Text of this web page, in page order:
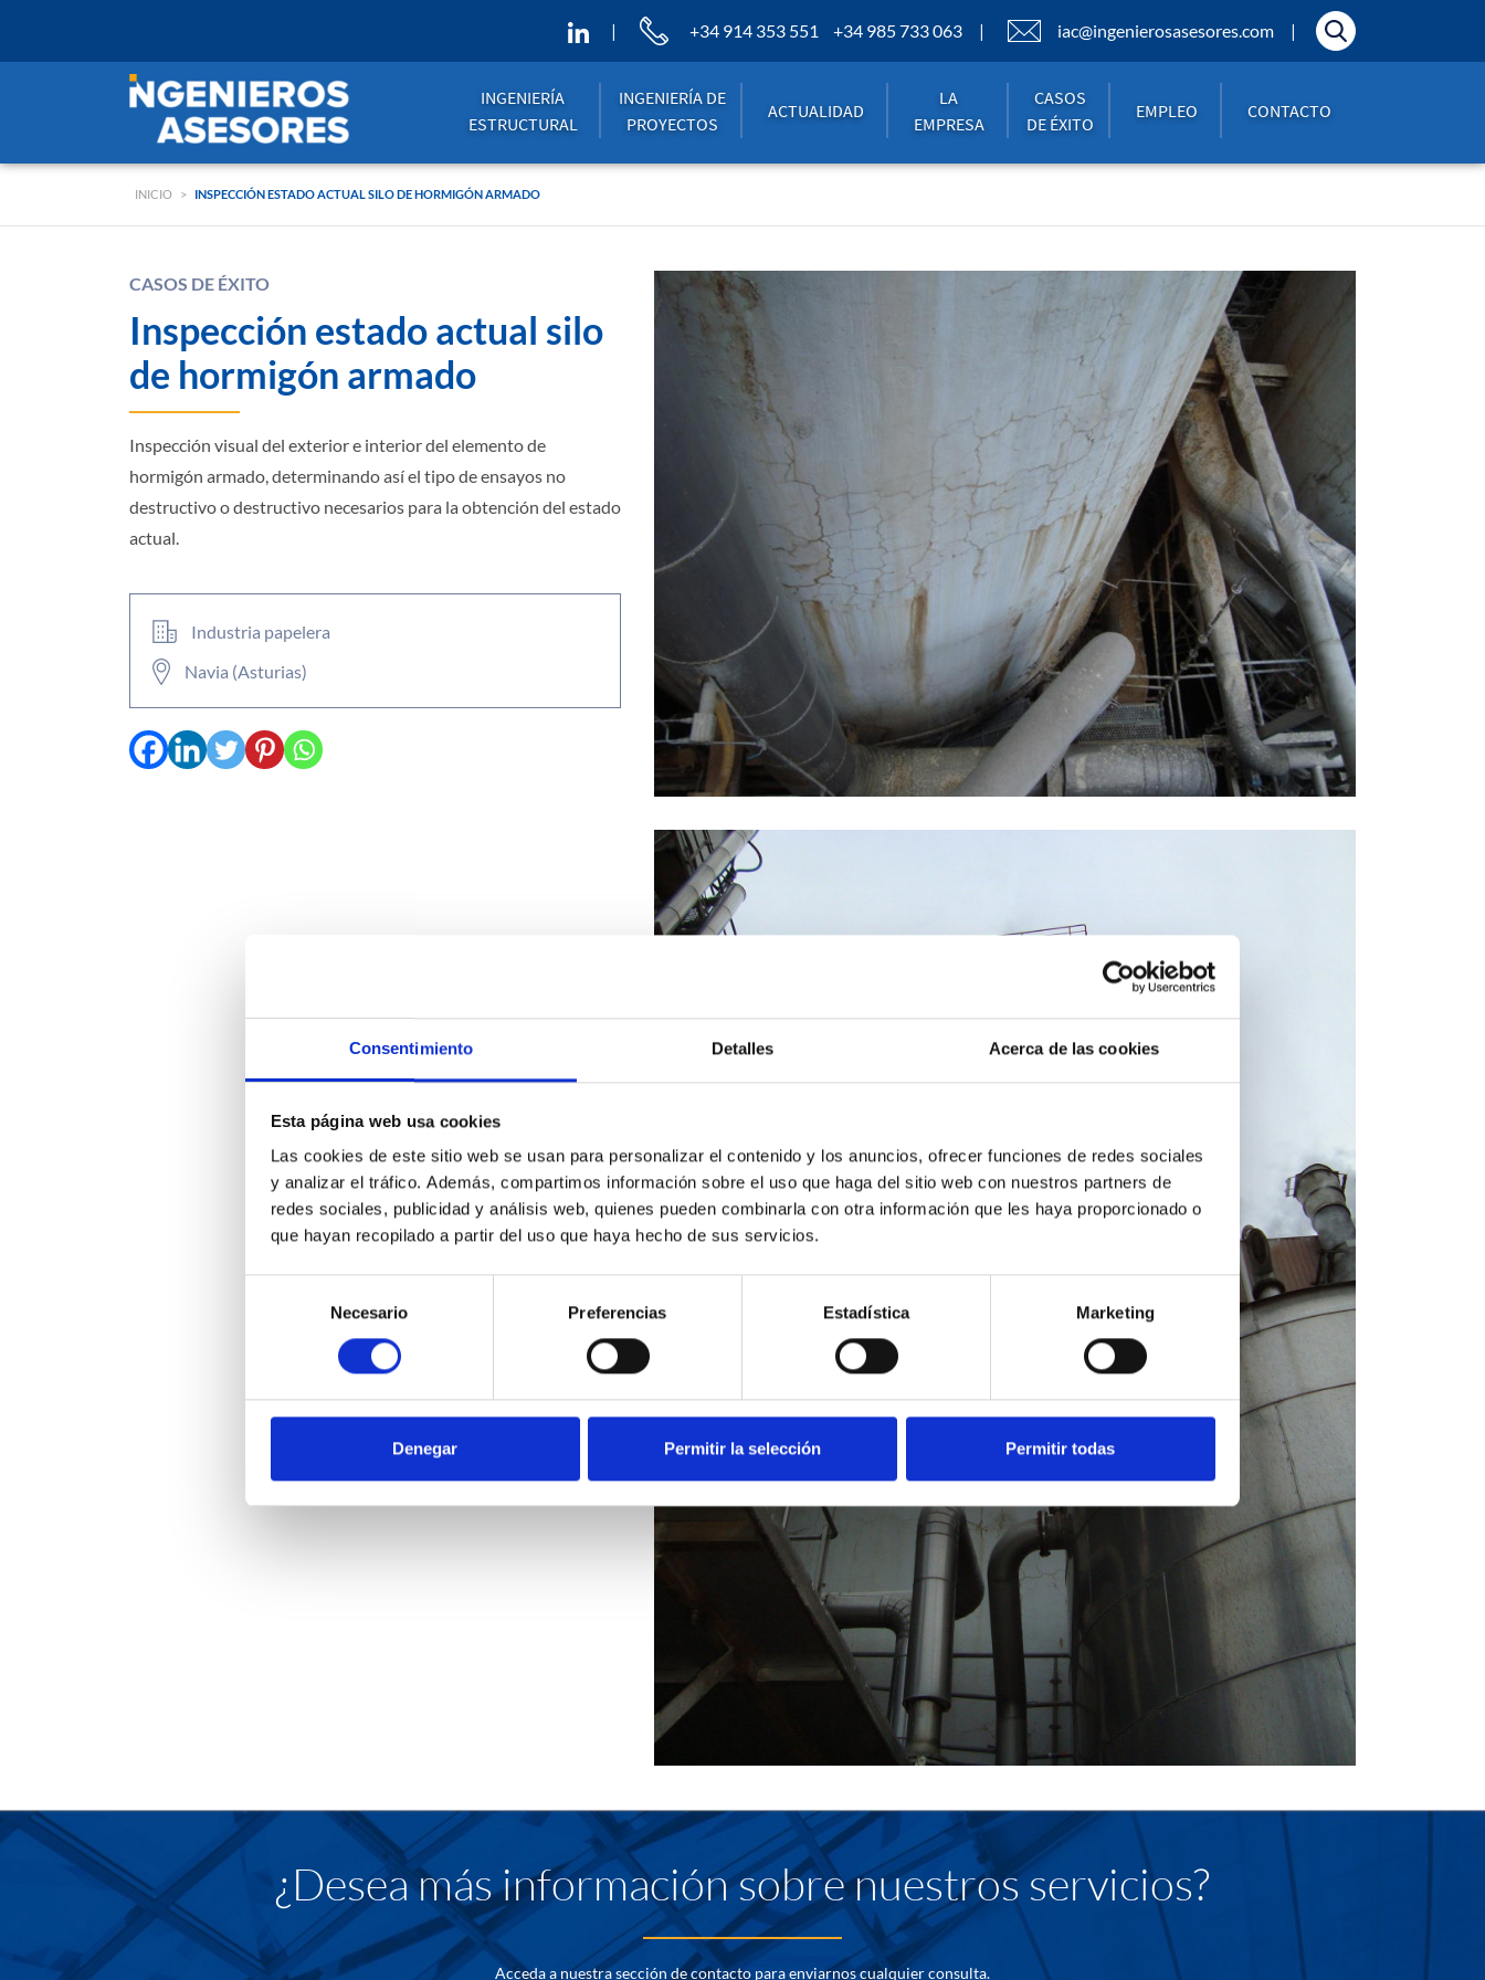
Consentimiento Detalles Acerca de las cookies
Esta página web usa cookies
Las cookies de este sitio web se usan para personalizar el contenido y los anuncios, ofrecer funciones de redes sociales
y analizar el tráfico. Además, compartimos información sobre el uso que haga del sitio web con nuestros partners de
redes sociales, publicidad y análisis web, quienes pueden combinarla con otra información que les haya proporcionado o
que hayan recopilado a partir del uso que haya hecho de sus servicios.
consentimiento
Necesario Preferencias Estadística Marketing
Denegar Permitir la selección Permitir todas
INGENIERÍA
ESTRUCTURAL
INGENIERÍA DE
PROYECTOS
ACTUALIDAD
LA
EMPRESA
CASOS
DE ÉXITO
EMPLEO CONTACTO
+34 914 353 551 +34 985 733 063 iac@ingenierosasesores.com
INICIO > INSPECCIÓN ESTADO ACTUAL SILO DE HORMIGÓN ARMADO
CASOS DE ÉXITO
Inspección estado actual silo
de hormigón armado
Inspección visual del exterior e interior del elemento de
hormigón armado, determinando así el tipo de ensayos no
destructivo o destructivo necesarios para la obtención del estado
actual.
Industria papelera
Navia (Asturias)
¿Desea más información sobre nuestros servicios?
Acceda a nuestra sección de contacto para enviarnos cualquier consulta.